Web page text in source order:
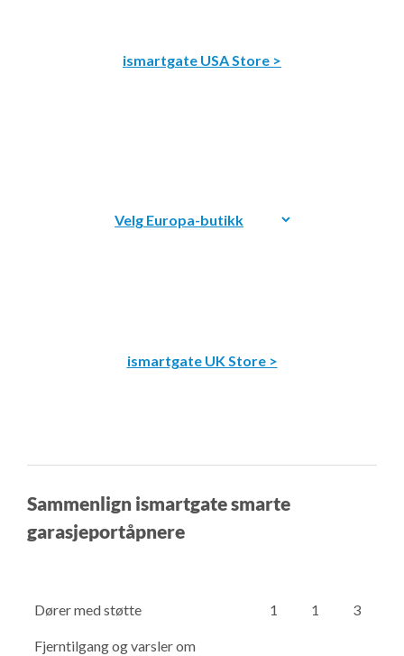
ismartgate USA Store >
ismartgate UK Store >
Sammenlign ismartgate smarte
garasjeportåpnere
Dører med støtte 1 1 3
Fjerntilgang og varsler om